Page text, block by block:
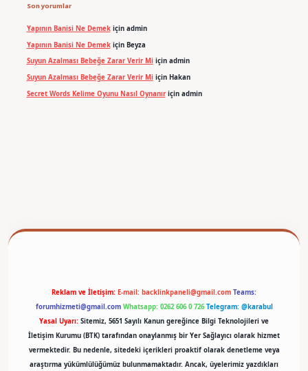
Son yorumlar
Yapının Banisi Ne Demekiçin admin
Yapının Banisi Ne Demekiçin Beyza
Suyun Azalması Bebeğe Zarar Verir Miiçin admin
Suyun Azalması Bebeğe Zarar Verir Miiçin Hakan
Secret Words Kelime Oyunu Nasıl Oynanıriçin admin
Reklam ve İletişim: E-mail: backlinkpaneli@gmail.com Teams:
forumhizmeti@gmail.com Whatsapp: 0262 606 0 726 Telegram: @karabul
Yasal Uyarı: Sitemiz, 5651 Sayılı Kanun gereğince Bilgi Teknolojileri ve
İletişim Kurumu (BTK) tarafından onaylanmış bir Yer Sağlayıcı olarak hizmet
vermektedir. Bu nedenle, sitedeki içerikleri proaktif olarak denetleme veya
araştırma yükümlülüğümüz bulunmamaktadır. Ancak, üyelerimiz yazdıkları